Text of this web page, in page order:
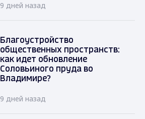
9 дней назад
Благоустройство
общественных пространств:
как идет обновление
Соловьиного пруда во
Владимире?
9 дней назад